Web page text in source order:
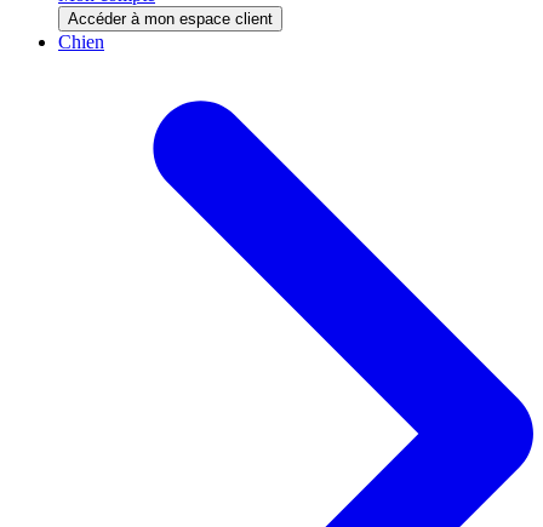
Accéder à mon espace client
Chien